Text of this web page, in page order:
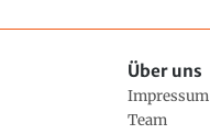
Über uns
Impressum
Team